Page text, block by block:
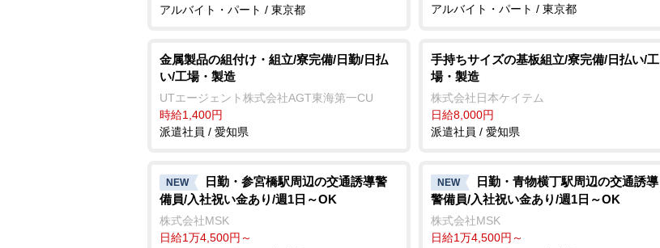
アルバイト・パート / 東京都
アルバイト・パート / 東京都
金属製品の組付け・組立/寮完備/日勤/日払
い/工場・製造
UTエージェント株式会社AGT東海第一CU
時給1,400円
派遣社員 / 愛知県
手持ちサイズの基板組立/寮完備/日払い/工
場・製造
株式会社日本ケイテム
日給8,000円
派遣社員 / 愛知県
NEW
日勤・参宮橋駅周辺の交通誘導警
備員/入社祝い金あり/週1日～OK
株式会社MSK
日給1万4,500円～
NEW
日勤・青物横丁駅周辺の交通誘導
警備員/入社祝い金あり/週1日～OK
株式会社MSK
日給1万4,500円～